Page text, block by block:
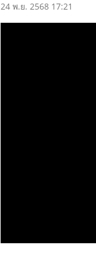
24 พ.ย. 2568 17:21